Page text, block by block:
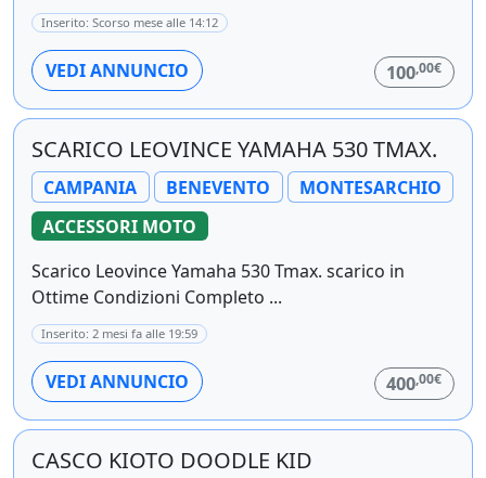
Inserito: Scorso mese alle 14:12
VEDI ANNUNCIO 100,00€
SCARICO LEOVINCE YAMAHA 530 TMAX.
CAMPANIA BENEVENTO
MONTESARCHIO
ACCESSORI MOTO
Scarico Leovince Yamaha 530 Tmax. scarico in
Ottime Condizioni Completo ...
Inserito: 2 mesi fa alle 19:59
VEDI ANNUNCIO 400,00€
CASCO KIOTO DOODLE KID